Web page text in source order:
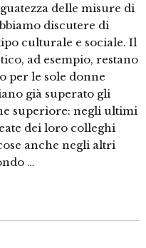
delle misure di
discutere di
culturale e sociale. Il
ad esempio, restano
per le sole donne
già superato gli
superiore: negli ultimi
dei loro colleghi
anche negli altri
…